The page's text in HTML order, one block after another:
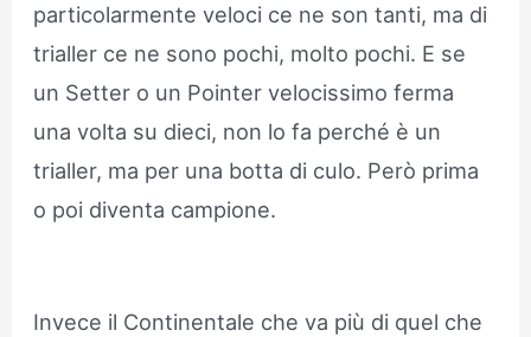
particolarmente veloci ce ne son tanti, ma di
trialler ce ne sono pochi, molto pochi. E se
un Setter o un Pointer velocissimo ferma
una volta su dieci, non lo fa perché è un
trialler, ma per una botta di culo. Però prima
o poi diventa campione.
Invece il Continentale che va più di quel che